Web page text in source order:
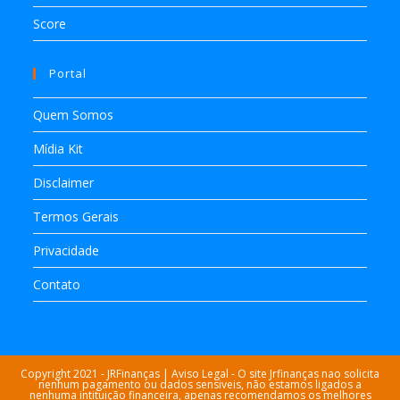
Score
Portal
Quem Somos
Mídia Kit
Disclaimer
Termos Gerais
Privacidade
Contato
Copyright 2021 - JRFinanças | Aviso Legal - O site Jrfinanças nao solicita
nenhum pagamento ou dados sensiveis, não estamos ligados a
nenhuma intituição financeira, apenas recomendamos os melhores